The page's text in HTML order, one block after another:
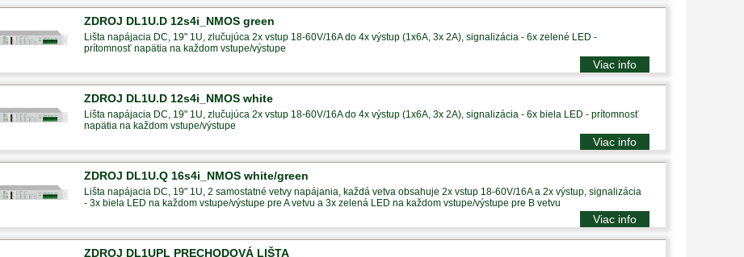
ZDROJ DL1U.D 12s4i_NMOS green
Lišta napájacia DC, 19" 1U, zlučujúca 2x vstup 18-60V/16A do 4x výstup (1x6A, 3x 2A), signalizácia - 6x zelené LED -
prítomnosť napätia na každom vstupe/výstupe
Viac info
ZDROJ DL1U.D 12s4i_NMOS white
Lišta napájacia DC, 19" 1U, zlučujúca 2x vstup 18-60V/16A do 4x výstup (1x6A, 3x 2A), signalizácia - 6x biela LED - prítomnosť
napätia na každom vstupe/výstupe
Viac info
ZDROJ DL1U.Q 16s4i_NMOS white/green
Lišta napájacia DC, 19" 1U, 2 samostatné vetvy napájania, každá vetva obsahuje 2x vstup 18-60V/16A a 2x výstup, signalizácia
- 3x biela LED na každom vstupe/výstupe pre A vetvu a 3x zelená LED na každom vstupe/výstupe pre B vetvu
Viac info
ZDROJ DL1UPL PRECHODOVÁ LIŠTA